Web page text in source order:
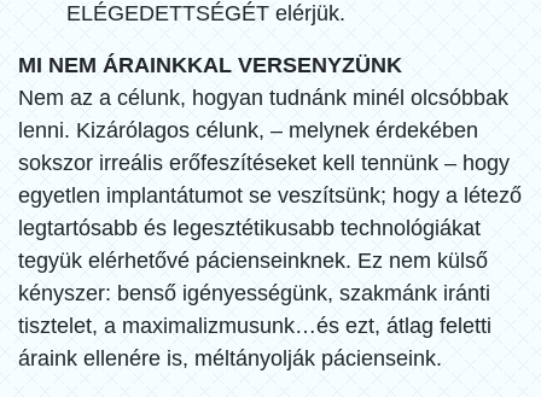
ELÉGEDETTSÉGÉT elérjük.
MI NEM ÁRAINKKAL VERSENYZÜNK
Nem az a célunk, hogyan tudnánk minél olcsóbbak
lenni. Kizárólagos célunk, – melynek érdekében
sokszor irreális erőfeszítéseket kell tennünk – hogy
egyetlen implantátumot se veszítsünk; hogy a létező
legtartósabb és legesztétikusabb technológiákat
tegyük elérhetővé pácienseinknek. Ez nem külső
kényszer: benső igényességünk, szakmánk iránti
tisztelet, a maximalizmusunk…és ezt, átlag feletti
áraink ellenére is, méltányolják pácienseink.